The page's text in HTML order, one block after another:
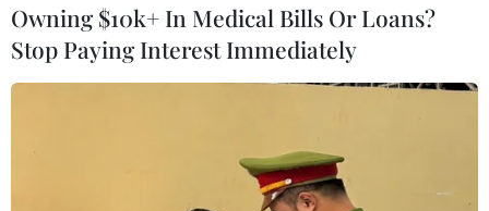
Patriot
Ukraine có Tổng tư lệnh Các Lực lượng Vũ
trang mới
Nhiều vụ nổ làm rung chuyển thủ đô của
Owning $10k+ In Medical Bills Or Loans?
Stop Paying Interest Immediately